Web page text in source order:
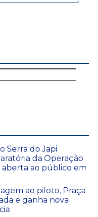
Serra do Japi
da Operação
aberta ao público em
ao piloto, Praça
e ganha nova